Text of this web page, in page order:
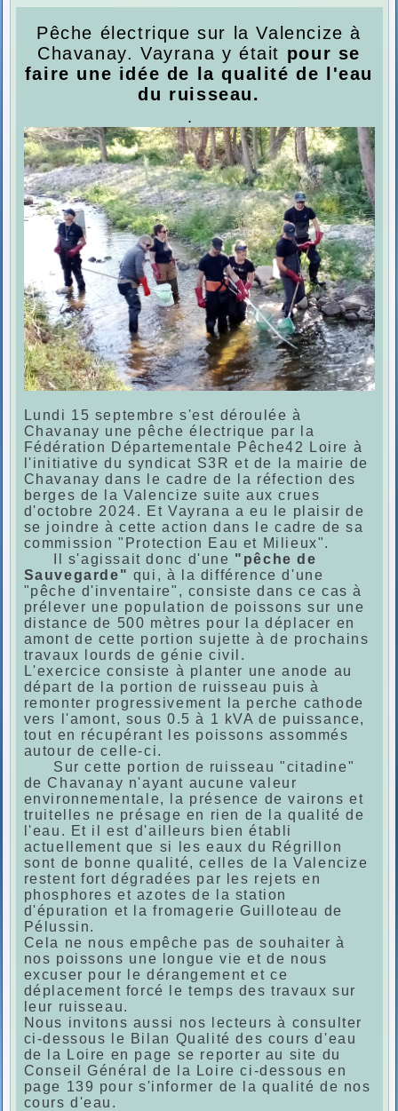
Pêche électrique sur la Valencize à
Chavanay. Vayrana y était pour se
faire une idée de la qualité de l'eau
du ruisseau.
.
Lundi 15 septembre s'est déroulée à
Chavanay une pêche électrique par la
Fédération Départementale Pêche42 Loire à
l'initiative du syndicat S3R et de la mairie de
Chavanay dans le cadre de la réfection des
berges de la Valencize suite aux crues
d'octobre 2024. Et Vayrana a eu le plaisir de
se joindre à cette action dans le cadre de sa
commission "Protection Eau et Milieux".
Il s'agissait donc d'une "pêche de
Sauvegarde" qui, à la différence d'une
"pêche d'inventaire", consiste dans ce cas à
prélever une population de poissons sur une
distance de 500 mètres pour la déplacer en
amont de cette portion sujette à de prochains
travaux lourds de génie civil.
L'exercice consiste à planter une anode au
départ de la portion de ruisseau puis à
remonter progressivement la perche cathode
vers l'amont, sous 0.5 à 1 kVA de puissance,
tout en récupérant les poissons assommés
autour de celle-ci.
Sur cette portion de ruisseau "citadine"
de Chavanay n'ayant aucune valeur
environnementale, la présence de vairons et
truitelles ne présage en rien de la qualité de
l'eau. Et il est d'ailleurs bien établi
actuellement que si les eaux du Régrillon
sont de bonne qualité, celles de la Valencize
restent fort dégradées par les rejets en
phosphores et azotes de la station
d'épuration et la fromagerie Guilloteau de
Pélussin.
Cela ne nous empêche pas de souhaiter à
nos poissons une longue vie et de nous
excuser pour le dérangement et ce
déplacement forcé le temps des travaux sur
leur ruisseau.
Nous invitons aussi nos lecteurs à consulter
ci-dessous le Bilan Qualité des cours d'eau
de la Loire en page se reporter au site du
Conseil Général de la Loire ci-dessous en
page 139 pour s'informer de la qualité de nos
cours d'eau.